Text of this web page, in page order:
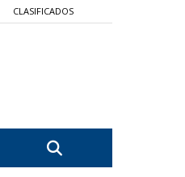
CLASIFICADOS